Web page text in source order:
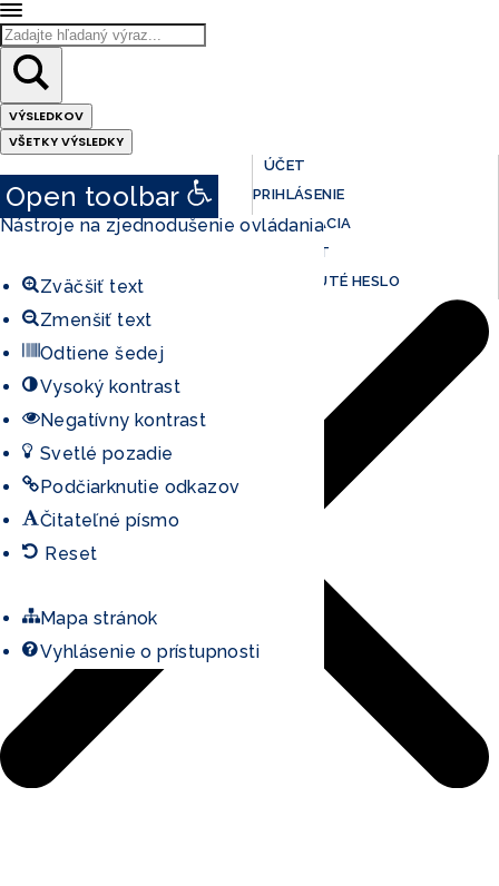
Search
...
VÝSLEDKOV
VŠETKY VÝSLEDKY
ÚČET
PRIHLÁSENIE
REGISTRÁCIA
MÔJ ÚČET
ZABUDNUTÉ HESLO
Open toolbar
Nástroje na zjednodušenie ovládania
Zväčšiť text
Zmenšiť text
Odtiene šedej
Vysoký kontrast
Negatívny kontrast
Svetlé pozadie
Podčiarknutie odkazov
Čitateľné písmo
Reset
Mapa stránok
Vyhlásenie o prístupnosti